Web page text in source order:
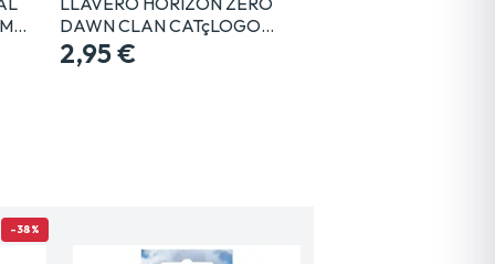
DAWN CLAN CATçLOGO
GAYA…
2,95 €
-38%